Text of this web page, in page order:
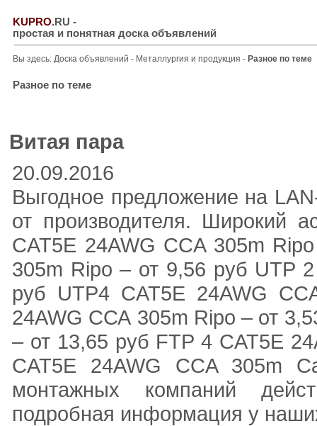
KUPRO.RU -
простая и понятная доска объявлений
Вы здесь: Доска объявлений - Металлургия и продукция - Разное по теме
Разное по теме
Витая пара
20.09.2016
Выгодное предложение на
от производителя. Широкий
CAT5E 24AWG CCA 305m
305m Ripo – от 9,56 руб UTP
руб UTP4 CAT5E 24AWG
24AWG ССА 305m Ripo – от
– от 13,65 руб FTP 4 CAT5E
CAT5E 24AWG CCA 305m
монтажных компаний
подробная информация у